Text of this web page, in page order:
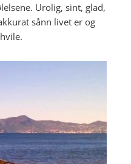
Urolig, sint, glad,
sånn livet er og